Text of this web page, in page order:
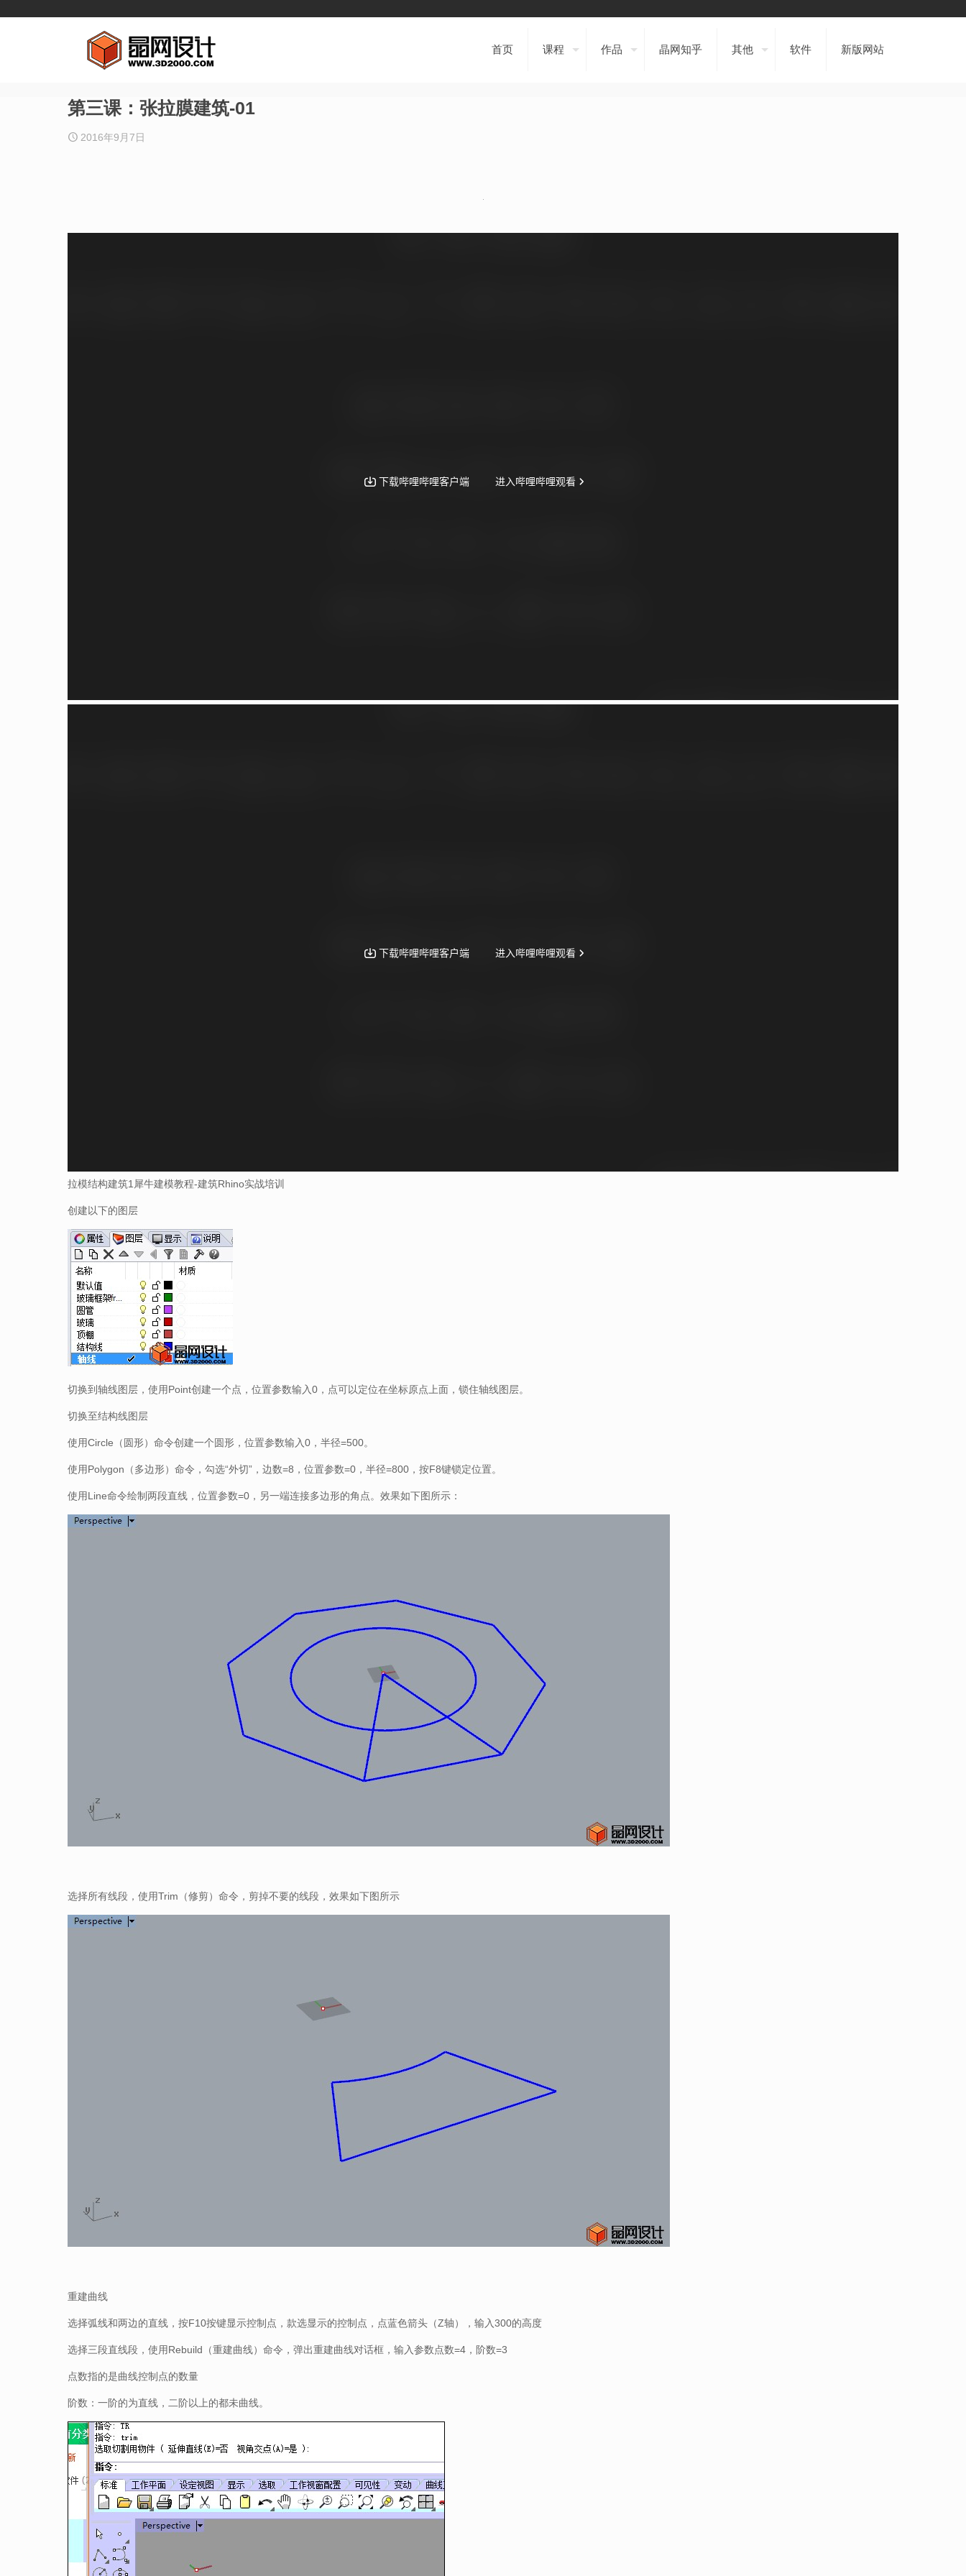
首页 课程 作品 晶网知乎 其他 软件 新版网站
第三课：张拉膜建筑-01
2016年9月7日
拉模结构建筑1犀牛建模教程-建筑Rhino实战培训
创建以下的图层
切换到轴线图层，使用Point创建一个点，位置参数输入0，点可以定位在坐标原点上面，锁住轴线图层。
切换至结构线图层
使用Circle（圆形）命令创建一个圆形，位置参数输入0，半径=500。
使用Polygon（多边形）命令，勾选“外切”，边数=8，位置参数=0，半径=800，按F8键锁定位置。
使用Line命令绘制两段直线，位置参数=0，另一端连接多边形的角点。效果如下图所示：
选择所有线段，使用Trim（修剪）命令，剪掉不要的线段，效果如下图所示
重建曲线
选择弧线和两边的直线，按F10按键显示控制点，款选显示的控制点，点蓝色箭头（Z轴），输入300的高度
选择三段直线段，使用Rebuild（重建曲线）命令，弹出重建曲线对话框，输入参数点数=4，阶数=3
点数指的是曲线控制点的数量
阶数：一阶的为直线，二阶以上的都未曲线。